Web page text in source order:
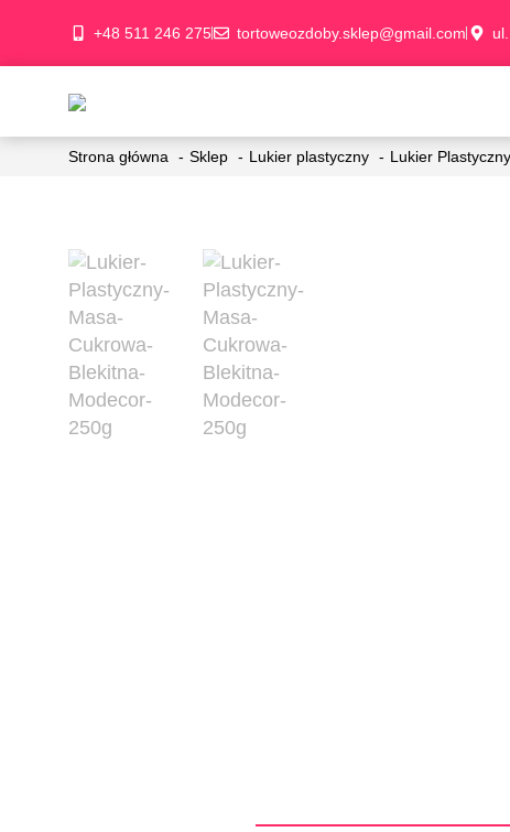
+48 511 246 275 tortoweozdoby.sklep@gmail.com
Strona główna Sklep Lukier plastyczny Lukier